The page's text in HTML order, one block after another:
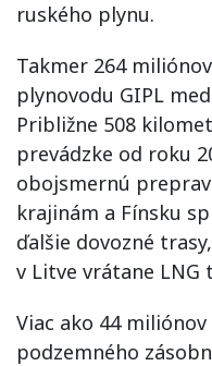
ruského plynu.
Takmer 264
plynovodu GIPL
Približne 508
prevádzke od roku
obojsmernú
krajinám a Fínsku
ďalšie dovozné
v Litve vrátane LNG
Viac ako 44
podzemného